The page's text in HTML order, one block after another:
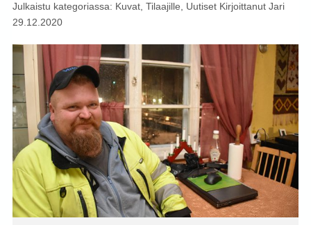
Julkaistu kategoriassa: Kuvat, Tilaajille, UutisetKirjoittanut Jari
29.12.2020